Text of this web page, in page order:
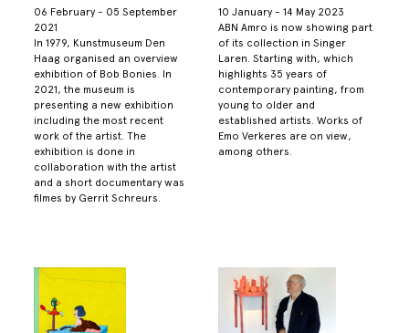
06 February - 05 September
2021
In 1979, Kunstmuseum Den
Haag organised an overview
exhibition of Bob Bonies. In
2021, the museum is
presenting a new exhibition
including the most recent
work of the artist. The
exhibition is done in
collaboration with the artist
and a short documentary was
filmes by Gerrit Schreurs.
10 January - 14 May 2023
ABN Amro is now showing part
of its collection in Singer
Laren. Starting with, which
highlights 35 years of
contemporary painting, from
young to older and
established artists. Works of
Emo Verkeres are on view,
among others.